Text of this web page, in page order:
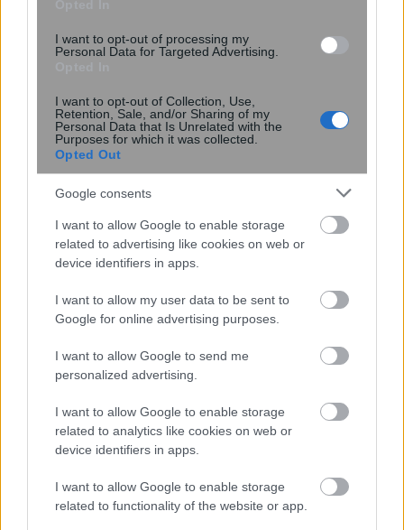
I want to opt-out of processing my
Personal Data for Targeted Advertising.
I want to opt-out of Collection, Use,
Retention, Sale, and/or Sharing of my
Personal Data that Is Unrelated with the
Purposes for which it was collected.
Opted Out
Google consents
I want to allow Google to enable storage
related to advertising like cookies on web or
device identifiers in apps.
I want to allow my user data to be sent to
Google for online advertising purposes.
I want to allow Google to send me
personalized advertising.
I want to allow Google to enable storage
related to analytics like cookies on web or
device identifiers in apps.
I want to allow Google to enable storage
related to functionality of the website or app.
πώς επηρεάζει τα μαλλιά
Δύο στρώσεις βορίου μπορεί να
υπεραγωγιμότητας